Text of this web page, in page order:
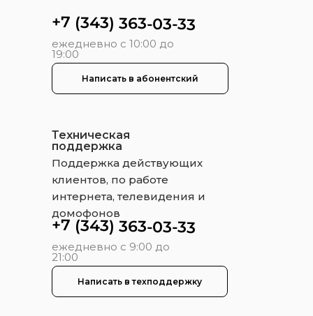
Написать в абонентский
+7 (343) 363-03-33
ежедневно с 10:00 до
19:00
Написать в техподдержку
Техническая
поддержка
+7 (343) 363-03-33
ежедневно с 9:00 до
21:00
Поддержка действующих
клиентов, по работе
интернета, телевидения и
домофонов